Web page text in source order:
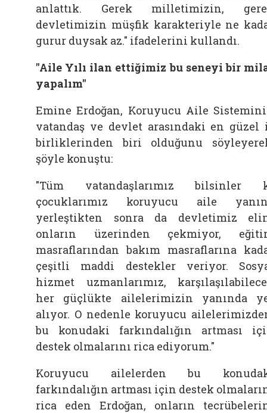
anlattık. Gerek milletimizin,
devletimizin müşfik karakteriyle ne
gurur duysak az." ifadelerini kullandı.
"Aile Yılı ilan ettiğimiz bu seneyi bir
yapalım"
Emine Erdoğan, Koruyucu Aile
vatandaş ve devlet arasındaki en güzel
birliklerinden biri olduğunu
şöyle konuştu:
"Tüm vatandaşlarımız bilsinler
çocuklarımız koruyucu aile
yerleştikten sonra da devletimiz
onların üzerinden çekmiyor,
masraflarından bakım masraflarına
çeşitli maddi destekler veriyor.
hizmet uzmanlarımız,
her güçlükte ailelerimizin yanında
alıyor. O nedenle koruyucu
bu konudaki farkındalığın artması
destek olmalarını rica ediyorum."
Koruyucu ailelerden bu
farkındalığın artması için destek
rica eden Erdoğan, onların